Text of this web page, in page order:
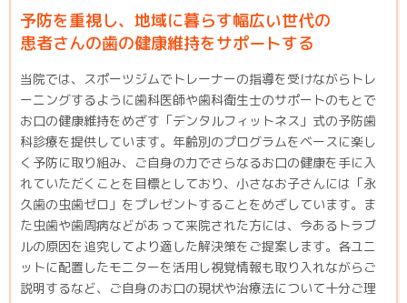
予防を重視し、地域に暮らす幅広い世代の
患者さんの歯の健康維持をサポートする
当院では、スポーツジムでトレーナーの指導を受けながらトレ
ーニングするように歯科医師や歯科衛生士のサポートのもとで
お口の健康維持をめざす「デンタルフィットネス」式の予防歯
科診療を提供しています。年齢別のプログラムをベースに楽し
く予防に取り組み、ご自身の力でさらなるお口の健康を手に入
れていただくことを目標としており、小さなお子さんには「永
久歯の虫歯ゼロ」をプレゼントすることをめざしています。ま
た虫歯や歯周病などがあって来院された方には、今あるトラブ
ルの原因を追究してより適した解決策をご提案します。各ユニ
ットに配置したモニターを活用し視覚情報も取り入れながらご
説明するなど、ご自身のお口の現状や治療法について十分ご理